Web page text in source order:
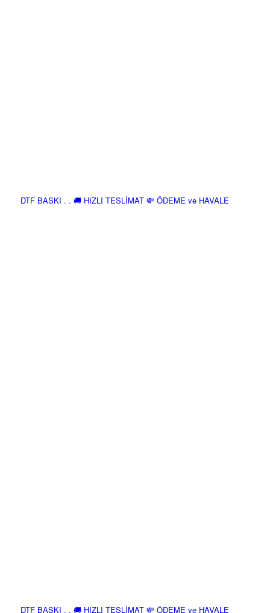
DTF BASKI . . 🚚 HIZLI TESLİMAT 💸 ÖDEME ve HAVALE
DTF BASKI . . 🚚 HIZLI TESLİMAT 💸 ÖDEME ve HAVALE